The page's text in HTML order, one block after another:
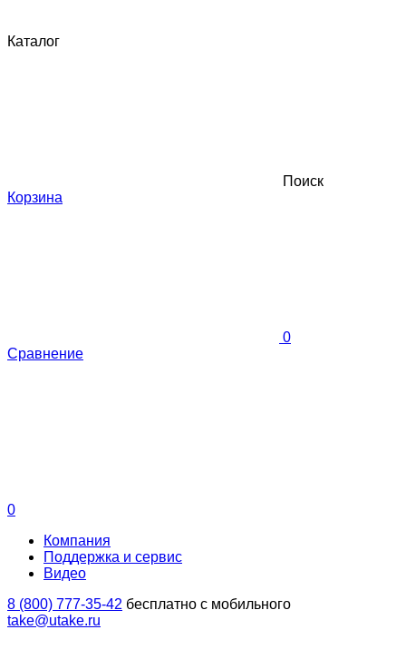
Каталог
Поиск
Корзина
0
Сравнение
0
Компания
Поддержка и сервис
Видео
8 (800) 777-35-42 бесплатно с мобильного
take@utake.ru